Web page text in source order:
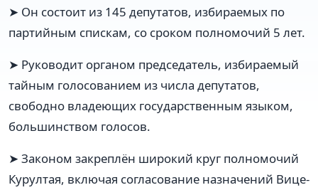
➤ Он состоит из 145 депутатов, избираемых по
партийным спискам, со сроком полномочий 5 лет.
➤ Руководит органом председатель, избираемый
тайным голосованием из числа депутатов,
свободно владеющих государственным языком,
большинством голосов.
➤ Законом закреплён широкий круг полномочий
Курултая, включая согласование назначений Вице-